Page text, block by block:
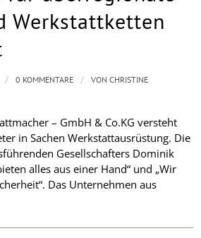
Werkstattketten
– GmbH & Co.KG versteht
in Sachen Werkstattausrüstung. Die
Gesellschafters Dominik
alles aus einer Hand“ und „Wir
Das Unternehmen aus
/ 0 KOMMENTARE / VONCHRISTINE